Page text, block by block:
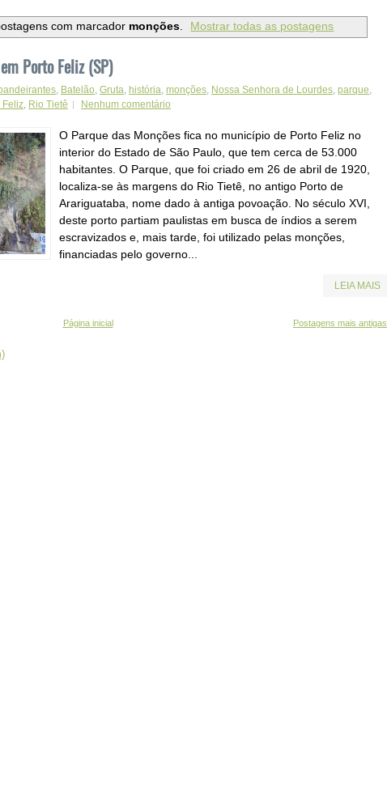
com marcador monções. Mostrar todas as postagens
Porto Feliz (SP)
Batelão Gruta história monções Nossa Senhora de Lourdes parque
Feliz Rio Tietê Nenhum comentário
O Parque das Monções fica no município de Porto Feliz no
interior do Estado de São Paulo, que tem cerca de 53.000
habitantes. O Parque, que foi criado em 26 de abril de 1920,
localiza-se às margens do Rio Tietê, no antigo Porto de
Arariguataba, nome dado à antiga povoação. No século XVI,
deste porto partiam paulistas em busca de índios a serem
escravizados e, mais tarde, foi utilizado pelas monções,
financiadas pelo governo...
LEIA MAIS
Postagens mais antigas
Página inicial